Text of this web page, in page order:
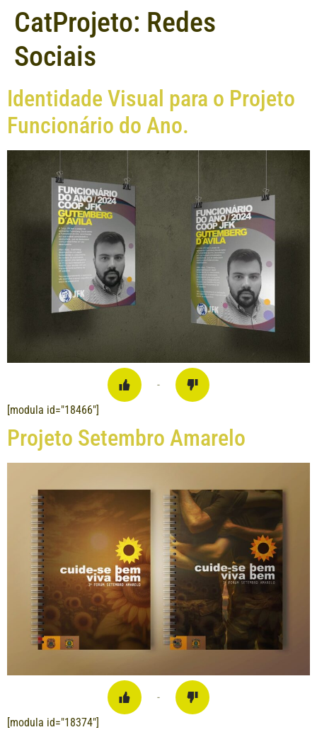
CatProjeto: Redes
Sociais
Identidade Visual para o Projeto
Funcionário do Ano.
-
[modula id="18466"]
Projeto Setembro Amarelo
-
[modula id="18374"]